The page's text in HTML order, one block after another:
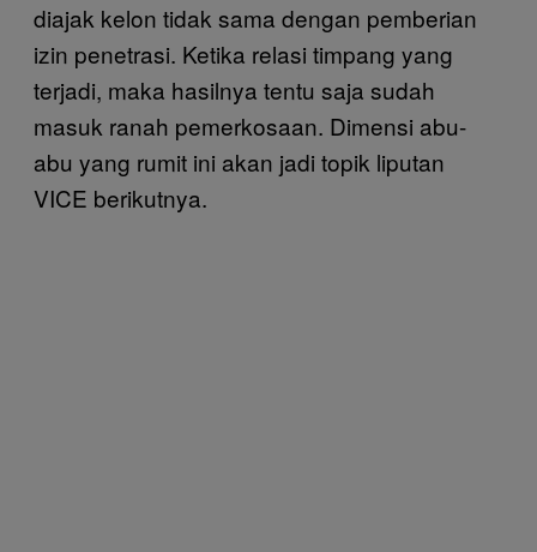
diajak kelon tidak sama dengan pemberian
izin penetrasi. Ketika relasi timpang yang
terjadi, maka hasilnya tentu saja sudah
masuk ranah pemerkosaan. Dimensi abu-
abu yang rumit ini akan jadi topik liputan
VICE berikutnya.